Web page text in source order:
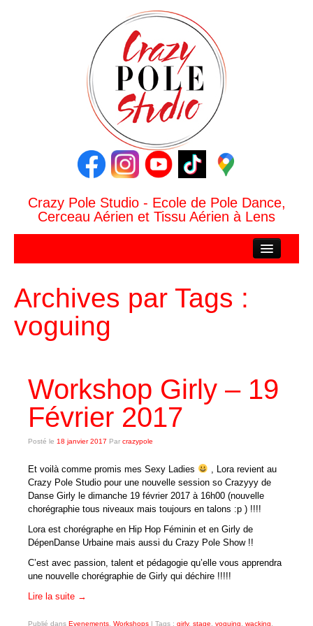
Crazy Pole Studio - Ecole de Pole Dance,
Cerceau Aérien et Tissu Aérien à Lens
Le Studio Crazy Pole
Les cours
Planning des cours
Réserver un cours
RESERVATION
Planning Réservation
Connexion
Inscription
LA POLE DANCE
Archives par Tags :
voguing
Workshop Girly – 19
Février 2017
Posté le 18 janvier 2017 Par crazypole
Et voilà comme promis mes Sexy Ladies
, Lora revient au
Crazy Pole Studio pour une nouvelle session so Crazyyy de
Danse Girly le dimanche 19 février 2017 à 16h00 (nouvelle
chorégraphie tous niveaux mais toujours en talons :p ) !!!!
Lora est chorégraphe en Hip Hop Féminin et en Girly de
DépenDanse Urbaine mais aussi du Crazy Pole Show !!
C’est avec passion, talent et pédagogie qu’elle vous apprendra
une nouvelle chorégraphie de Girly qui déchire !!!!!
Lire la suite →
Publié dans Evenements Workshops | Tags : girly, stage voguing wacking